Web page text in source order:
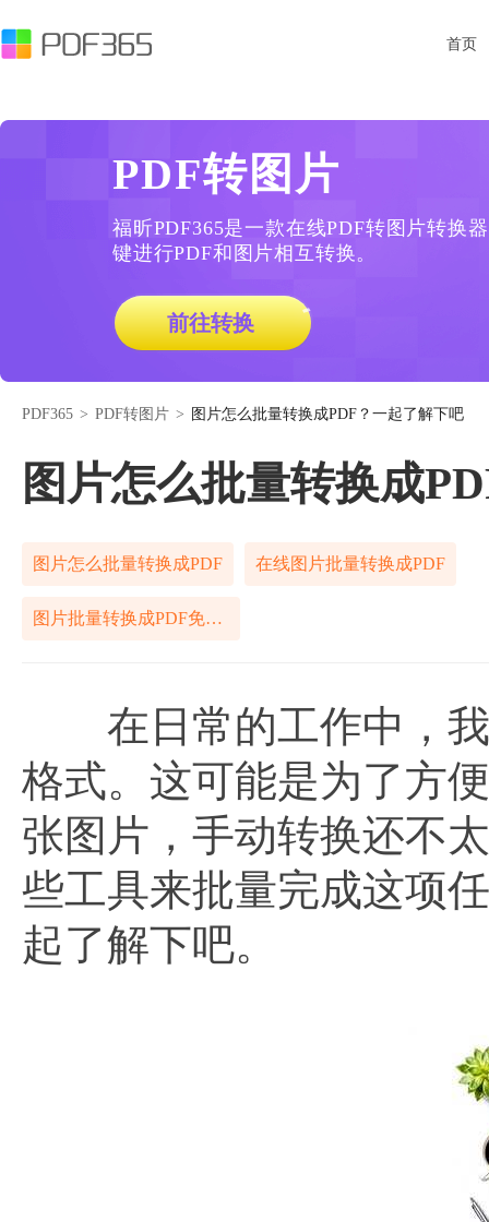
首页
PDF转图片
福昕PDF365是一款在线PDF转图片转换
键进行PDF和图片相互转换。
前往转换
PDF365 > PDF转图片 > 图片怎么批量转换成PDF？一起了解下吧
图片怎么批量转换成
图片怎么批量转换成PDF 在线图片批量转换成PDF
图片批量转换成PDF免费工具
在日常的工作中，我
格式。这可能是为了方
张图片，手动转换还不
些工具来批量完成这项
起了解下吧。